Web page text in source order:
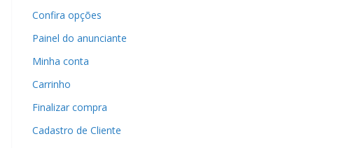
Confira opções
Painel do anunciante
Minha conta
Carrinho
Finalizar compra
Cadastro de Cliente